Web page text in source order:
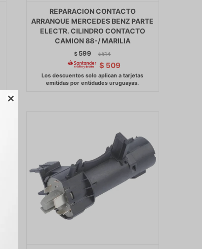

REPARACION CONTACTO
ARRANQUE MERCEDES BENZ PARTE
ELECTR. CILINDRO CONTACTO
CAMION 88-/ MARILIA
$ 599 $ 614
$ 509